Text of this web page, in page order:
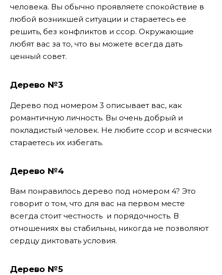
человека. Вы обычно проявляете спокойствие в
любой возникшей ситуации и стараетесь ее
решить, без конфликтов и ссор. Окружающие
любят вас за то, что вы можете всегда дать
ценный совет.
Дерево №3
Дерево под номером 3 описывает вас, как
романтичную личность. Вы очень добрый и
покладистый человек. Не любите ссор и всячески
стараетесь их избегать.
Дерево №4
Вам понравилось дерево под номером 4? Это
говорит о том, что для вас на первом месте
всегда стоит честность и порядочность. В
отношениях вы стабильны, никогда не позволяют
сердцу диктовать условия.
Дерево №5